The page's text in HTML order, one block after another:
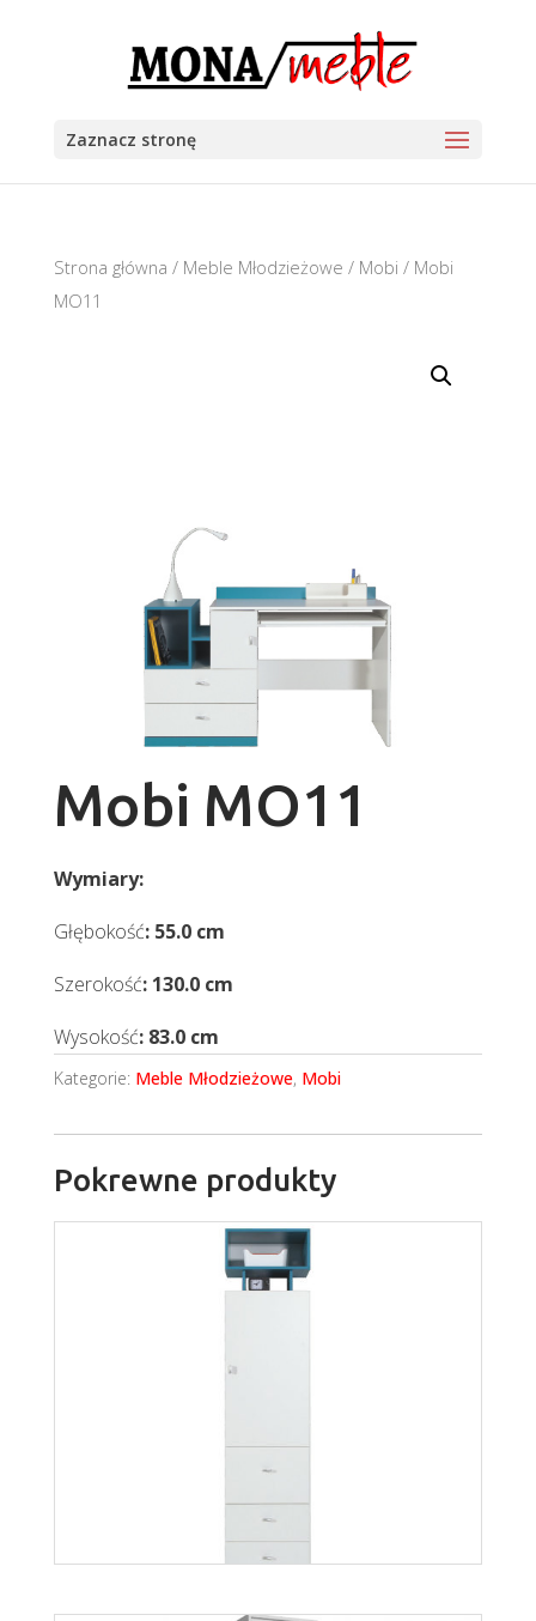
Zaznacz stronę
Strona główna / Meble Młodzieżowe / Mobi / Mobi
MO11
Mobi MO11
Wymiary:
Głębokość: 55.0 cm
Szerokość: 130.0 cm
Wysokość: 83.0 cm
Kategorie: Meble Młodzieżowe, Mobi
Pokrewne produkty